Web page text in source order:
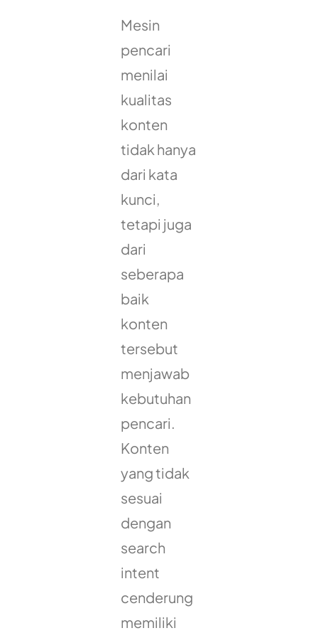
Mesin
pencari
menilai
kualitas
konten
tidak hanya
dari kata
kunci,
tetapi juga
dari
seberapa
baik
konten
tersebut
menjawab
kebutuhan
pencari.
Konten
yang tidak
sesuai
dengan
search
intent
cenderung
memiliki